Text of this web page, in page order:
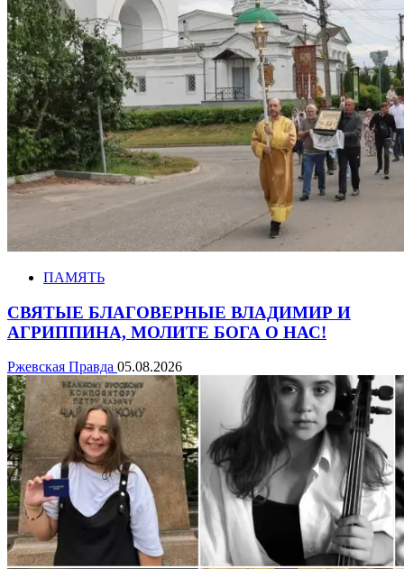
ПАМЯТЬ
СВЯТЫЕ БЛАГОВЕРНЫЕ ВЛАДИМИР И
АГРИППИНА, МОЛИТЕ БОГА О НАС!
Ржевская Правда 05.08.2026